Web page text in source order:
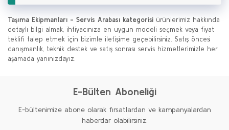
Taşıma Ekipmanları - Servis Arabası kategorisi ürünlerimiz hakkında
detaylı bilgi almak, ihtiyacınıza en uygun modeli seçmek veya fiyat
teklifi talep etmek için bizimle iletişime geçebilirsiniz. Satış öncesi
danışmanlık, teknik destek ve satış sonrası servis hizmetlerimizle her
aşamada yanınızdayız.
E-Bülten Aboneliği
E-bültenimize abone olarak fırsatlardan ve kampanyalardan
haberdar olabilirsiniz.